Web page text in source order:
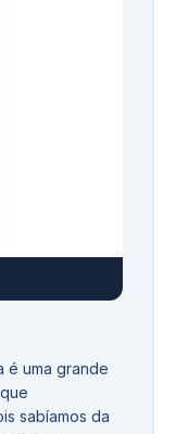
é uma grande
sabíamos da